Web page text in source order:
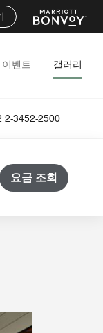
이벤트 갤러리
2-3452-2500
요금 조회